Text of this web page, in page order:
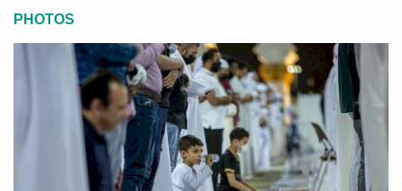
PHOTOS